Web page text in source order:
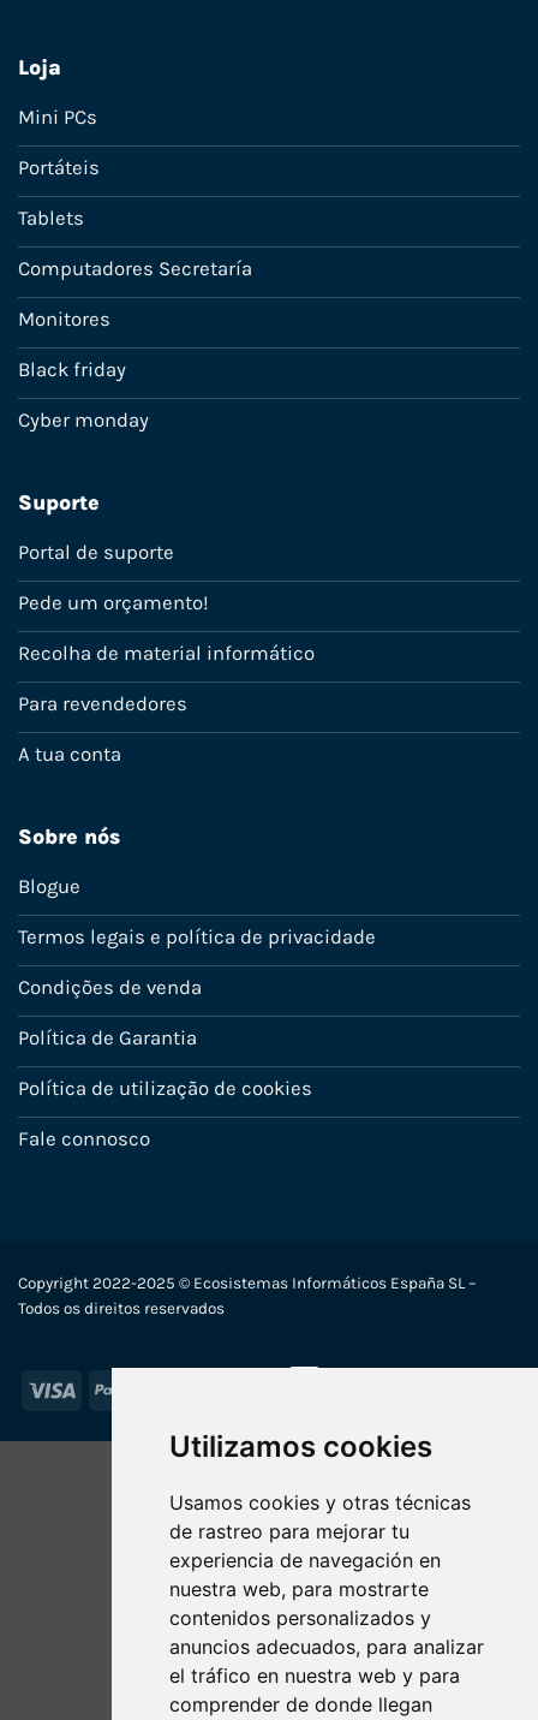
Utilizamos cookies
Usamos cookies y otras técnicas
de rastreo para mejorar tu
experiencia de navegación en
nuestra web, para mostrarte
contenidos personalizados y
anuncios adecuados, para analizar
el tráfico en nuestra web y para
comprender de donde llegan
Loja
Mini PCs
Portáteis
Tablets
Computadores Secretaría
Monitores
Black friday
Cyber monday
Suporte
Portal de suporte
Pede um orçamento!
Recolha de material informático
Para revendedores
A tua conta
Sobre nós
Blogue
Termos legais e política de privacidade
Condições de venda
Política de Garantia
Política de utilização de cookies
Fale connosco
Copyright 2022-2025 © Ecosistemas Informáticos España SL –
Todos os direitos reservados
Visa